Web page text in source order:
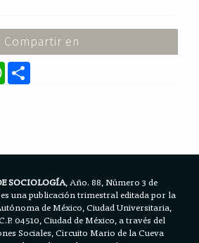
Compartir en
W
h
a
SOCIOLOGÍA, Año. 88, Número 3 de
una publicación trimestral editada por la
de México, Ciudad Universitaria,
04510, Ciudad de México, a través del
Sociales, Circuito Mario de la Cueva